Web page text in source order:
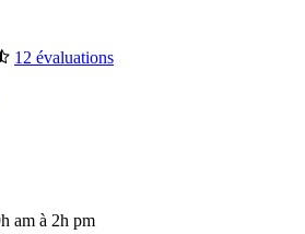
12 évaluations
am à 2h pm